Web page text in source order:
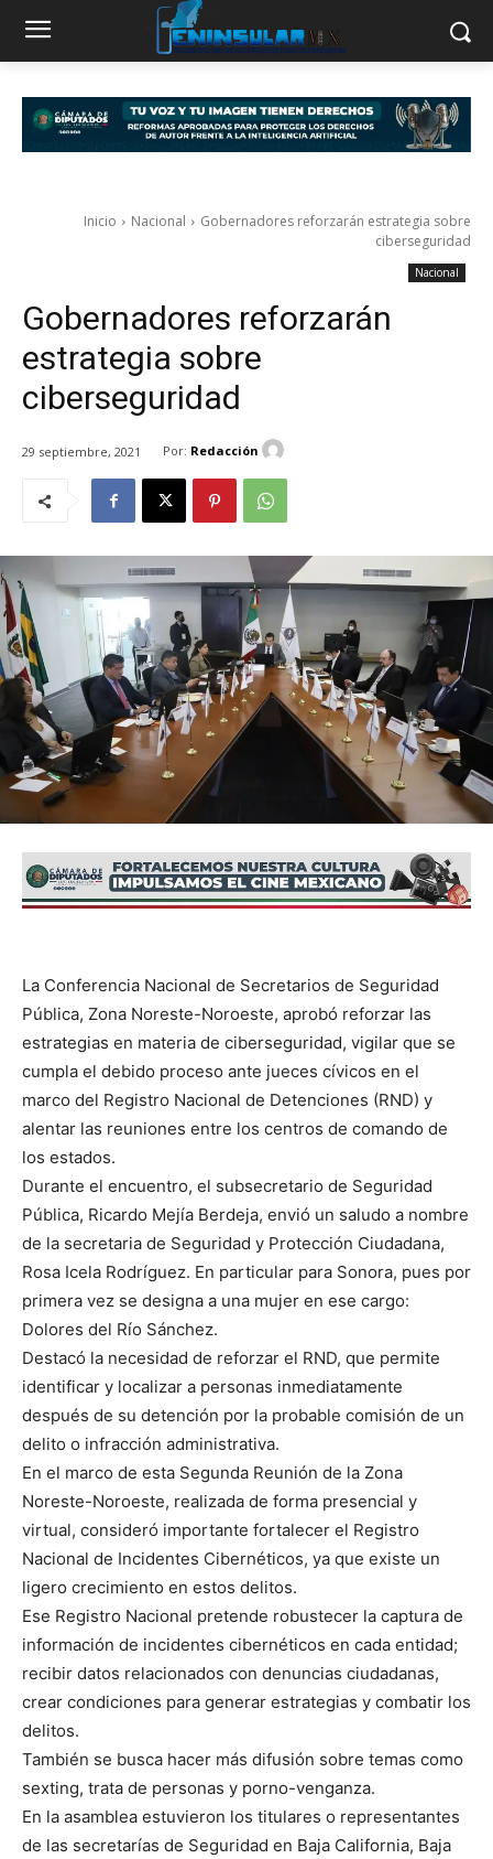
Inicio Nacional
Gobernadores reforzarán estrategia sobre
ciberseguridad
Nacional
Gobernadores reforzarán
estrategia sobre
ciberseguridad
29 septiembre, 2021 Por: Redacción
La Conferencia Nacional de Secretarios de Seguridad
Pública, Zona Noreste-Noroeste, aprobó reforzar las
estrategias en materia de ciberseguridad, vigilar que se
cumpla el debido proceso ante jueces cívicos en el
marco del Registro Nacional de Detenciones (RND) y
alentar las reuniones entre los centros de comando de
los estados.
Durante el encuentro, el subsecretario de Seguridad
Pública, Ricardo Mejía Berdeja, envió un saludo a nombre
de la secretaria de Seguridad y Protección Ciudadana,
Rosa Icela Rodríguez. En particular para Sonora, pues por
primera vez se designa a una mujer en ese cargo:
Dolores del Río Sánchez.
Destacó la necesidad de reforzar el RND, que permite
identificar y localizar a personas inmediatamente
después de su detención por la probable comisión de un
delito o infracción administrativa.
En el marco de esta Segunda Reunión de la Zona
Noreste-Noroeste, realizada de forma presencial y
virtual, consideró importante fortalecer el Registro
Nacional de Incidentes Cibernéticos, ya que existe un
ligero crecimiento en estos delitos.
Ese Registro Nacional pretende robustecer la captura de
información de incidentes cibernéticos en cada entidad;
recibir datos relacionados con denuncias ciudadanas,
crear condiciones para generar estrategias y combatir los
delitos.
También se busca hacer más difusión sobre temas como
sexting, trata de personas y porno-venganza.
En la asamblea estuvieron los titulares o representantes
de las secretarías de Seguridad en Baja California, Baja